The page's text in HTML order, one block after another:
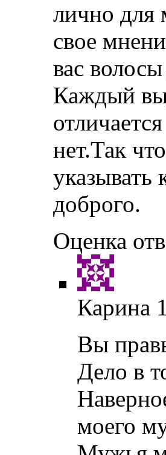
лично для
свое
вас
Каждый
нет.Так
указывать
доброго.
Оценка
Карина
Вы
Дело в
моего